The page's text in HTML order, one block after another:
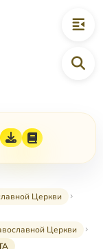
Церкви
Церкви